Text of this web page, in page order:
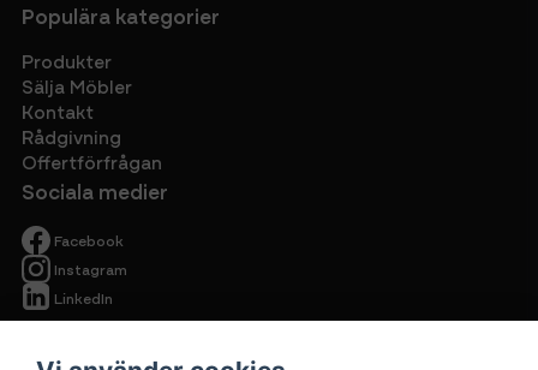
Populära kategorier
Produkter
Sälja Möbler
Kontakt
Rådgivning
Offertförfrågan
Sociala medier
Facebook
Instagram
LinkedIn